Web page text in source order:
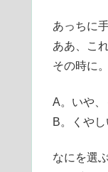
あっちに
ああ、こ
その時に
A。いや
B。くや
なにを選